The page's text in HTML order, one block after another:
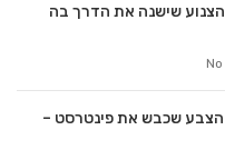
שישנה את הדרך בה
הצבע שכבש את פינטרסט –